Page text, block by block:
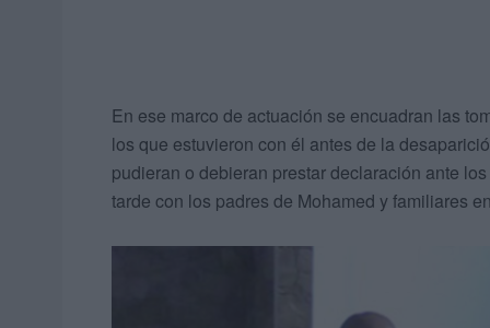
En ese marco de actuación se encuadran las
los que estuvieron con él antes de la
pudieran o debieran prestar declaración ante
tarde con los padres de Mohamed y familiares